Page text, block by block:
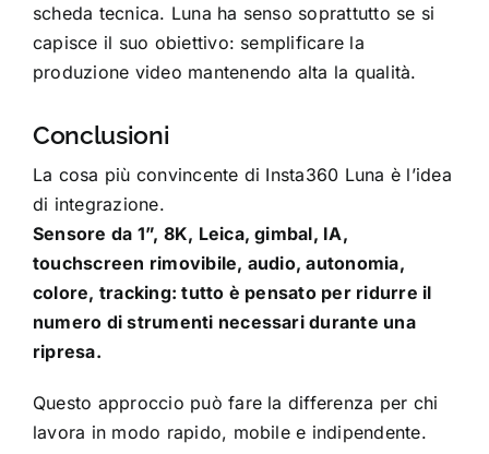
scheda tecnica. Luna ha senso soprattutto se si
capisce il suo obiettivo: semplificare la
produzione video mantenendo alta la qualità.
Conclusioni
La cosa più convincente di Insta360 Luna è l’idea
di integrazione.
Sensore da 1”, 8K, Leica, gimbal, IA,
touchscreen rimovibile, audio, autonomia,
colore, tracking: tutto è pensato per ridurre il
numero di strumenti necessari durante una
ripresa.
Questo approccio può fare la differenza per chi
lavora in modo rapido, mobile e indipendente.